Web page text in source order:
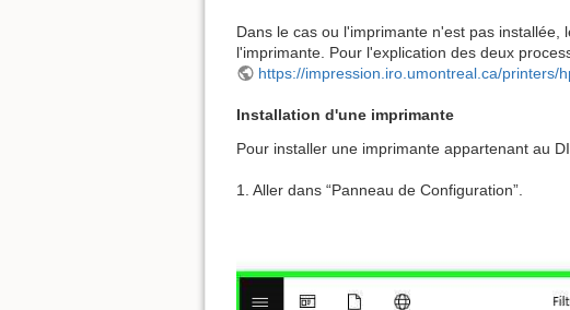
Dans le cas ou l'imprimante n'est pas
l'imprimante. Pour l'explication des deux
https://impression.iro.umontreal.ca/printers/
Installation d'une imprimante
Pour installer une imprimante appartenant au
1. Aller dans “Panneau de Configuration”.